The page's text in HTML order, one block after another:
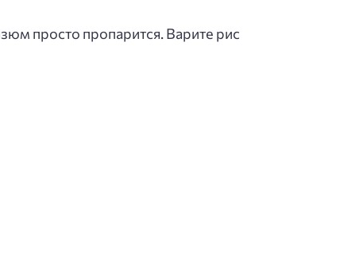
просто пропарится. Варите рис